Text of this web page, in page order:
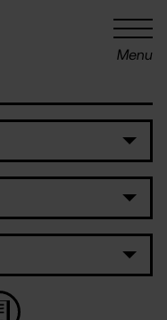
Menu